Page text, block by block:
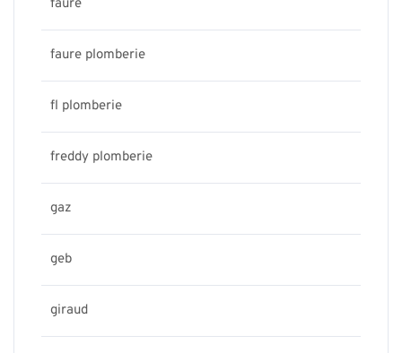
faure
faure plomberie
fl plomberie
freddy plomberie
gaz
geb
giraud